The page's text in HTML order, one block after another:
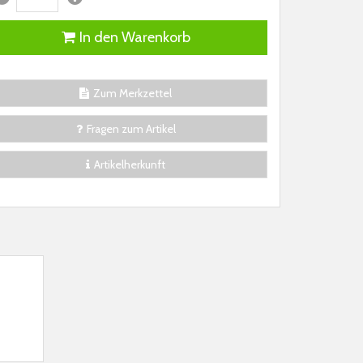
In den Warenkorb
Zum Merkzettel
Fragen zum Artikel
Artikelherkunft